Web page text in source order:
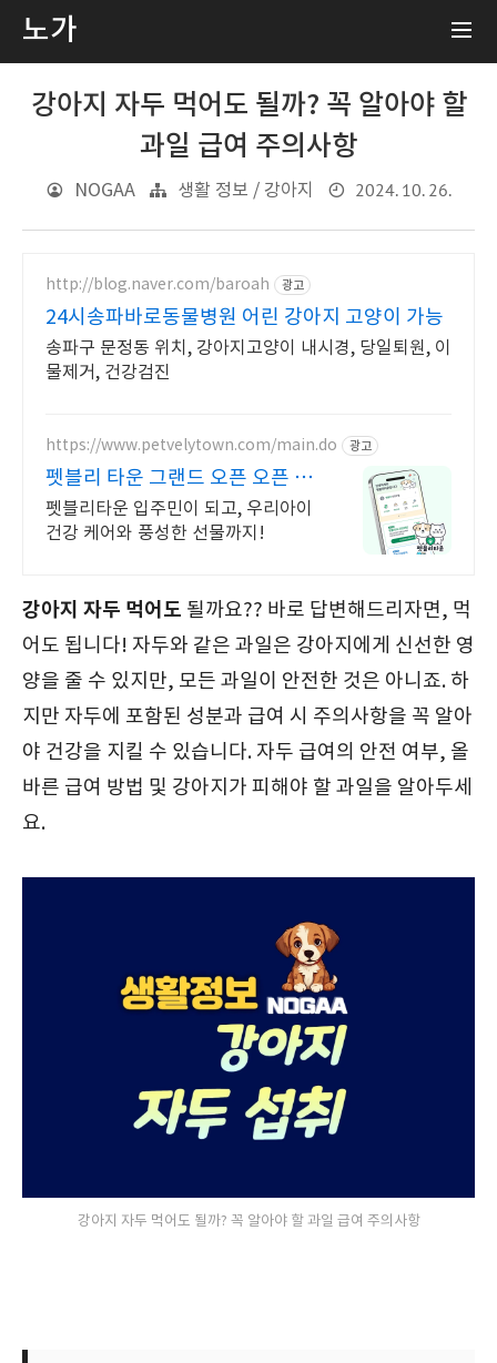
노가
강아지 자두 먹어도 될까? 꼭 알아야 할
과일 급여 주의사항
NOGAA 생활 정보 / 강아지 2024. 10. 26.
http://blog.naver.com/baroah 광고
24시송파바로동물병원 어린 강아지 고양이 가능
송파구 문정동 위치, 강아지고양이 내시경, 당일퇴원, 이
물제거, 건강검진
https://www.petvelytown.com/main.do 광고
펫블리 타운 그랜드 오픈 오픈 이
벤트 진행 중!
펫블리타운 입주민이 되고, 우리아이
건강 케어와 풍성한 선물까지!
강아지 자두 먹어도 될까요?? 바로 답변해드리자면, 먹
어도 됩니다! 자두와 같은 과일은 강아지에게 신선한 영
양을 줄 수 있지만, 모든 과일이 안전한 것은 아니죠. 하
지만 자두에 포함된 성분과 급여 시 주의사항을 꼭 알아
야 건강을 지킬 수 있습니다. 자두 급여의 안전 여부, 올
바른 급여 방법 및 강아지가 피해야 할 과일을 알아두세
요.
강아지 자두 먹어도 될까? 꼭 알아야 할 과일 급여 주의사항